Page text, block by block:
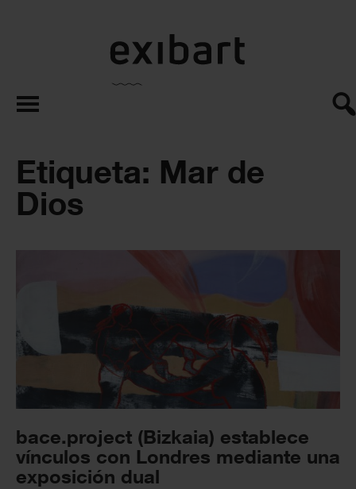
exibart.es
Etiqueta: Mar de
Dios
bace.project (Bizkaia) establece
vínculos con Londres mediante una
exposición dual